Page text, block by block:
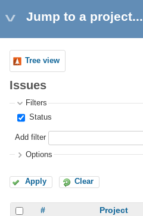
Jump to a project...
Tree view
Issues
Filters
Status
Add filter
Options
Apply Clear
# Project